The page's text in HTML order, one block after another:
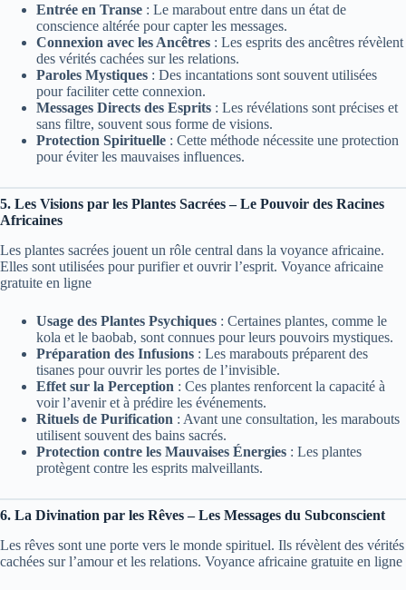
Entrée en Transe : Le marabout entre dans un état de
conscience altérée pour capter les messages.
Connexion avec les Ancêtres : Les esprits des ancêtres révèlent
des vérités cachées sur les relations.
Paroles Mystiques : Des incantations sont souvent utilisées
pour faciliter cette connexion.
Messages Directs des Esprits : Les révélations sont précises et
sans filtre, souvent sous forme de visions.
Protection Spirituelle : Cette méthode nécessite une protection
pour éviter les mauvaises influences.
5. Les Visions par les Plantes Sacrées – Le Pouvoir des Racines
Africaines
Les plantes sacrées jouent un rôle central dans la voyance africaine.
Elles sont utilisées pour purifier et ouvrir l’esprit. Voyance africaine
gratuite en ligne
Usage des Plantes Psychiques : Certaines plantes, comme le
kola et le baobab, sont connues pour leurs pouvoirs mystiques.
Préparation des Infusions : Les marabouts préparent des
tisanes pour ouvrir les portes de l’invisible.
Effet sur la Perception : Ces plantes renforcent la capacité à
voir l’avenir et à prédire les événements.
Rituels de Purification : Avant une consultation, les marabouts
utilisent souvent des bains sacrés.
Protection contre les Mauvaises Énergies : Les plantes
protègent contre les esprits malveillants.
6. La Divination par les Rêves – Les Messages du Subconscient
Les rêves sont une porte vers le monde spirituel. Ils révèlent des vérités
cachées sur l’amour et les relations. Voyance africaine gratuite en ligne